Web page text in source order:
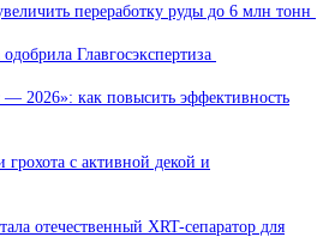
переработку руды до 6 млн тонн
Главгосэкспертиза
2026»: как повысить эффективность
с активной декой и
отечественный XRT-сепаратор для